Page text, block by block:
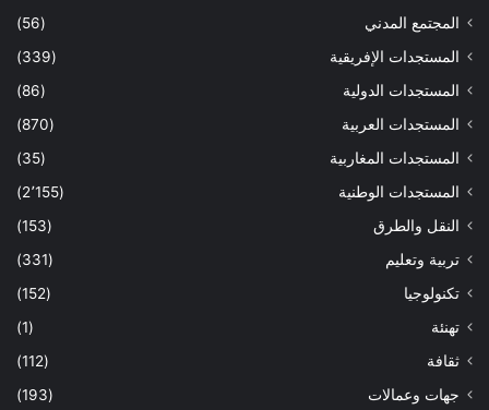
المجتمع المدني
(56)
المستجدات الإفريقية
(339)
المستجدات الدولية
(86)
المستجدات العربية
(870)
المستجدات المغاربية
(35)
المستجدات الوطنية
(2٬155)
النقل والطرق
(153)
تربية وتعليم
(331)
تكنولوجيا
(152)
تهنئة
(1)
ثقافة
(112)
جهات وعمالات
(193)